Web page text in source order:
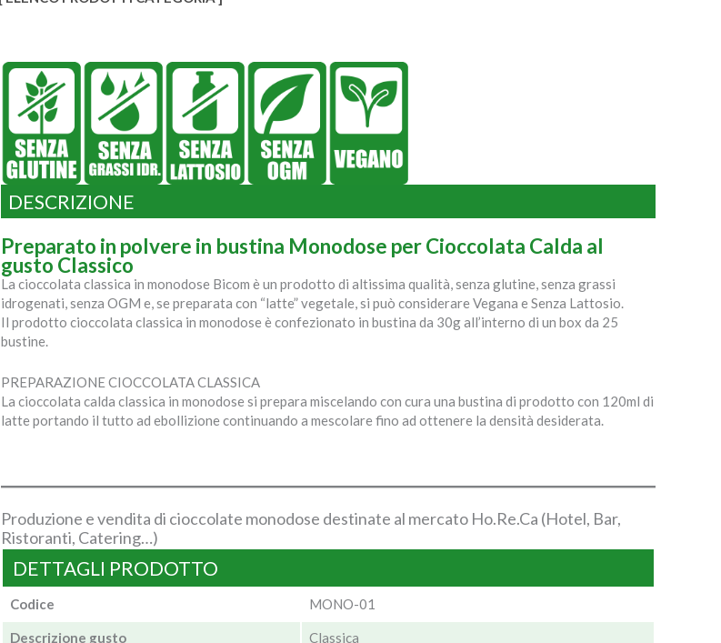
DESCRIZIONE
Preparato in polvere in bustina Monodose per Cioccolata Calda al
gusto Classico
La cioccolata classica in monodose Bicom è un prodotto di altissima qualità, senza glutine, senza grassi
idrogenati, senza OGM e, se preparata con “latte” vegetale, si può considerare Vegana e Senza Lattosio.
Il prodotto cioccolata classica in monodose è confezionato in bustina da 30g all’interno di un box da 25
bustine.
PREPARAZIONE CIOCCOLATA CLASSICA
La cioccolata calda classica in monodose si prepara miscelando con cura una bustina di prodotto con 120ml di
latte portando il tutto ad ebollizione continuando a mescolare fino ad ottenere la densità desiderata.
Produzione e vendita di cioccolate monodose destinate al mercato Ho.Re.Ca (Hotel, Bar,
Ristoranti, Catering…)
DETTAGLI PRODOTTO
Codice MONO-01
Descrizione gusto Classica